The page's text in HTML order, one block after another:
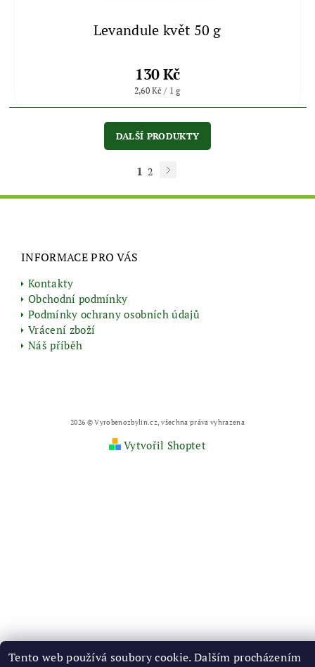
Levandule květ 50 g
130 Kč
2,60 Kč / 1 g
DALŠÍ PRODUKTY
1 2
INFORMACE PRO VÁS
Kontakty
Obchodní podmínky
Podmínky ochrany osobních údajů
Vrácení zboží
Náš příběh
2026 © Vyrobenozbylin.cz, všechna práva vyhrazena
Vytvořil Shoptet
Tento web používá soubory cookie. Dalším procházením